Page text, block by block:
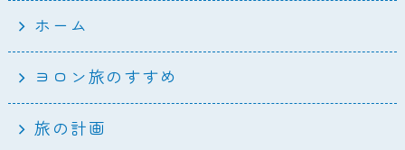
ホーム
ヨロン旅のすすめ
旅の計画